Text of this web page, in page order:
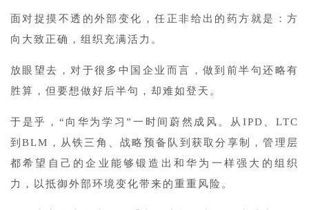
面对捉摸不透的外部变化，任正非给出的药方就是：方
向大致正确，组织充满活力。
放眼望去，对于很多中国企业而言，做到前半句还略有
胜算，但要想做好后半句，却难如登天。
于是乎，“向华为学习”一时间蔚然成风。从IPD、LTC
到BLM，从铁三角、战略预备队到获取分享制，管理层
都希望自己的企业能够锻造出和华为一样强大的组织
力，以抵御外部环境变化带来的重重风险。